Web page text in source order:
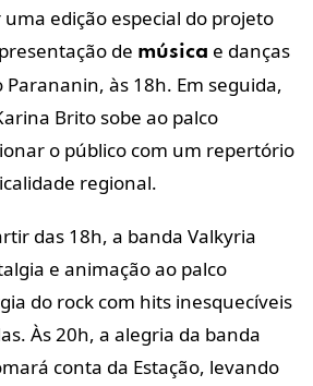
edição especial do projeto
de música e danças
às 18h. Em seguida,
Brito sobe ao palco
o público com um repertório
regional.
das 18h, a banda Valkyria
e animação ao palco
do rock com hits inesquecíveis
Às 20h, a alegria da banda
conta da Estação, levando